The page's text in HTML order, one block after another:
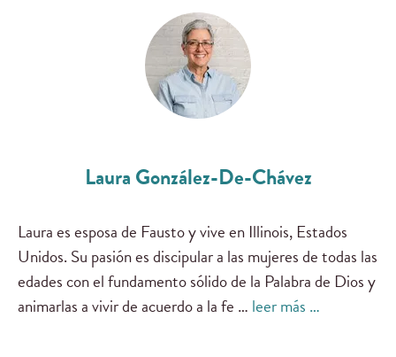
Laura González-De-Chávez
Laura es esposa de Fausto y vive en Illinois, Estados
Unidos. Su pasión es discipular a las mujeres de todas las
edades con el fundamento sólido de la Palabra de Dios y
animarlas a vivir de acuerdo a la fe … leer más …